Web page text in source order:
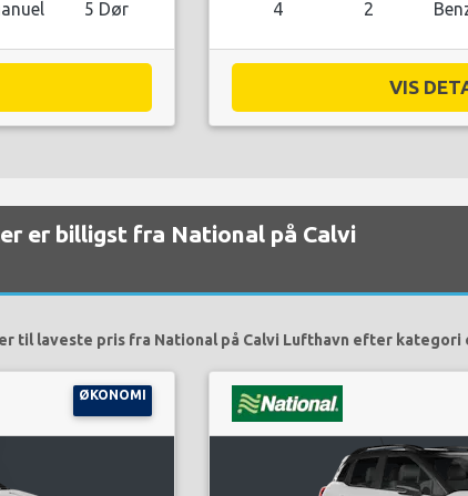
5 Dør 4 2
VIS
er billigst fra National på Calvi
til laveste pris fra National på Calvi Lufthavn efter kategori
ØKONOMI